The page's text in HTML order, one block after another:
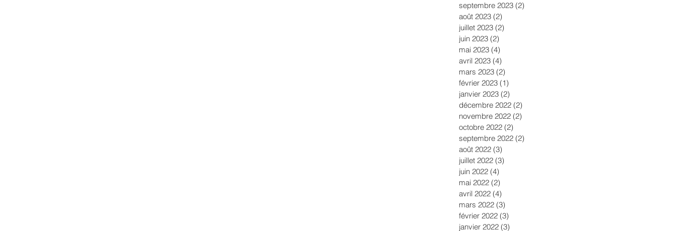
septembre 2023 (2)
août 2023 (2)
juillet 2023 (2)
juin 2023 (2)
mai 2023 (4)
avril 2023 (4)
mars 2023 (2)
février 2023 (1)
janvier 2023 (2)
décembre 2022 (2)
novembre 2022 (2)
octobre 2022 (2)
septembre 2022 (2)
août 2022 (3)
juillet 2022 (3)
juin 2022 (4)
mai 2022 (2)
avril 2022 (4)
mars 2022 (3)
février 2022 (3)
janvier 2022 (3)